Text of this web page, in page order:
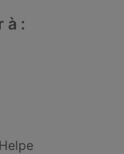
à :